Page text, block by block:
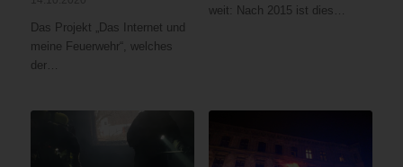
Das Projekt „Das Internet und
meine Feuerwehr“, welches
der…
weit: Nach 2015 ist dies…